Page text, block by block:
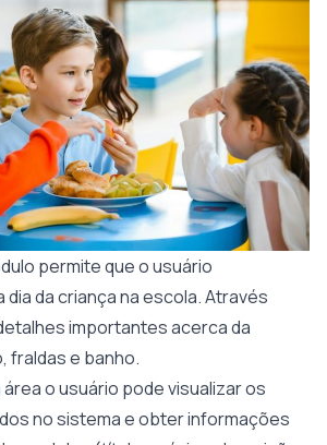
permite que o usuário
dia da criança na escola. Através
importantes acerca da
fraldas e banho.
o usuário pode visualizar os
no sistema e obter informações